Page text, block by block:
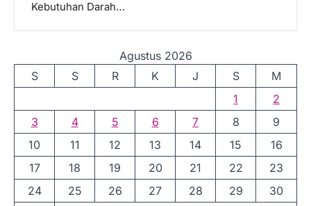
Kebutuhan Darah…
Agustus 2026
S
S R K J S
M
1
2
3
4 5 6 7 8
9
10
11 12 13 14 15
16
17
18 19 20 21 22
23
24
25 26 27 28 29
30